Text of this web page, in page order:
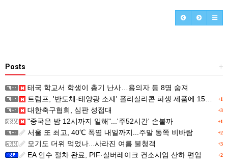
+
Posts
태국 학교서 학생이 총기 난사…용의자 등 8명 숨져
+1
트럼프, '반도체·태양광 소재' 폴리실리콘 파생 제품에 15% 관세...한국 기업도 영향
+3
대한축구협회, 심판 성접대
+1
"중국은 밤 12시까지 일해"...'주52시간' 손볼까
+2
서울 또 최고, 40℃ 폭염 내일까지...주말 동쪽 비바람
+3
모기도 더위 먹었나...사라진 여름 불청객
+2
EA 인수 절차 완료, PIF·실버레이크 컨소시엄 산하 편입